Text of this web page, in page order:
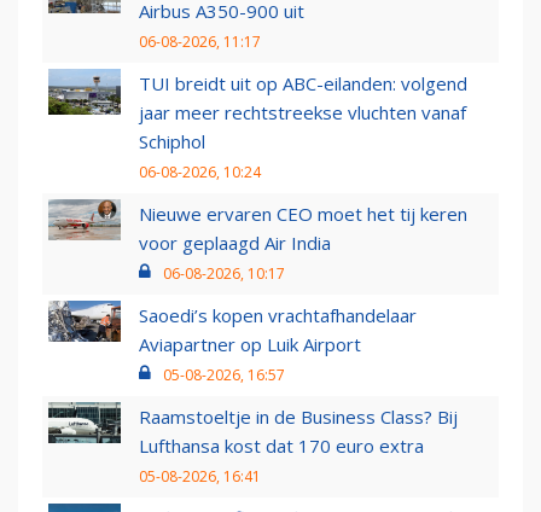
Airbus A350-900 uit
06-08-2026, 11:17
TUI breidt uit op ABC-eilanden: volgend
jaar meer rechtstreekse vluchten vanaf
Schiphol
06-08-2026, 10:24
Nieuwe ervaren CEO moet het tij keren
voor geplaagd Air India
06-08-2026, 10:17
Saoedi’s kopen vrachtafhandelaar
Aviapartner op Luik Airport
05-08-2026, 16:57
Raamstoeltje in de Business Class? Bij
Lufthansa kost dat 170 euro extra
05-08-2026, 16:41